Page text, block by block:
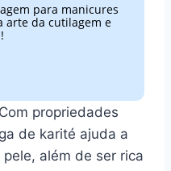
para manicures
arte da cutilagem e
Com propriedades
de karité ajuda a
além de ser rica